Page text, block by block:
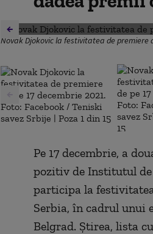
Novak Djokovic la festivitatea de premiere
Pe 17 decembrie, a
pozitiv de Institutul de
participa la
Serbia, în cadrul unui
Belgrad. Știrea, lista